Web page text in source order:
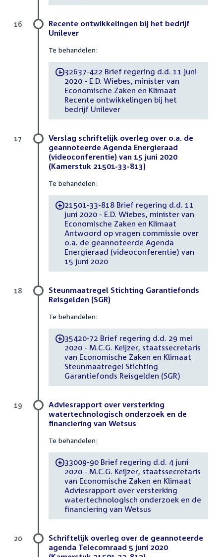
Recente ontwikkelingen bij het bedrijf
Unilever
Te behandelen:
-32637-422 Brief regering d.d. 11 juni
2020 - E.D. Wiebes, minister van
Economische Zaken en Klimaat
Recente ontwikkelingen bij het
bedrijf Unilever
16
Verslag schriftelijk overleg over o.a. de
geannoteerde Agenda Energieraad
(videoconferentie) van 15 juni 2020
(Kamerstuk 21501-33-813)
Te behandelen:
-21501-33-818 Brief regering d.d. 11
juni 2020 - E.D. Wiebes, minister van
Economische Zaken en Klimaat
Antwoord op vragen commissie over
o.a. de geannoteerde Agenda
Energieraad (videoconferentie) van
15 juni 2020
17
Steunmaatregel Stichting Garantiefonds
Reisgelden (SGR)
Te behandelen:
-35420-72 Brief regering d.d. 29 mei
2020 - M.C.G. Keijzer, staatssecretaris
van Economische Zaken en Klimaat
Steunmaatregel Stichting
Garantiefonds Reisgelden (SGR)
18
Adviesrapport over versterking
watertechnologisch onderzoek en de
financiering van Wetsus
Te behandelen:
-33009-90 Brief regering d.d. 4 juni
2020 - M.C.G. Keijzer, staatssecretaris
van Economische Zaken en Klimaat
Adviesrapport over versterking
watertechnologisch onderzoek en de
financiering van Wetsus
19
Schriftelijk overleg over de geannoteerde
agenda Telecomraad 5 juni 2020
20